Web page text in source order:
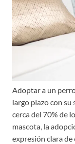
Adoptar a un
largo plazo con su
cerca del 70% de
mascota, la
expresión clara de